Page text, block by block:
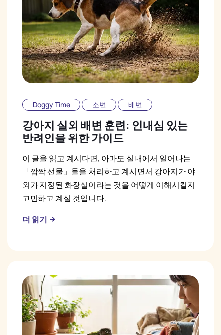
Doggy Time 소변 배변
강아지 실외 배변 훈련: 인내심 있는
반려인을 위한 가이드
이 글을 읽고 계시다면, 아마도 실내에서 일어나는
「깜짝 선물」들을 처리하고 계시면서 강아지가 야
외가 지정된 화장실이라는 것을 어떻게 이해시킬지
고민하고 계실 것입니다.
더 읽기